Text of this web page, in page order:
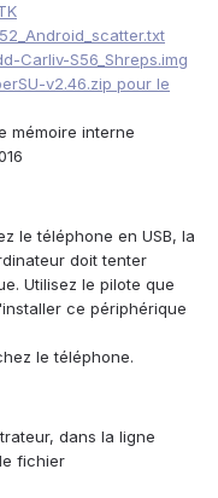
Carliv-S56_Shreps.img
v2.46.zip pour le
mémoire interne
le téléphone en USB, la
doit tenter
Utilisez le pilote que
ce périphérique
le téléphone.
dans la ligne
fichier